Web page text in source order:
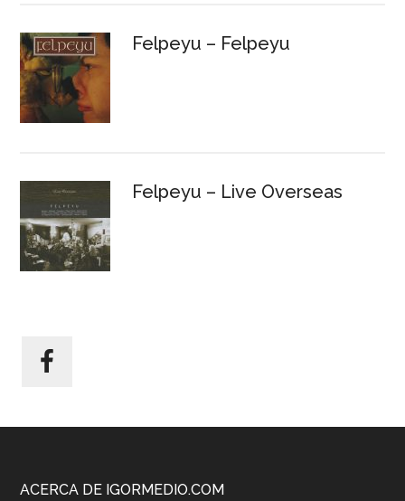
Felpeyu – Felpeyu
Felpeyu – Live Overseas
ACERCA DE IGORMEDIO.COM